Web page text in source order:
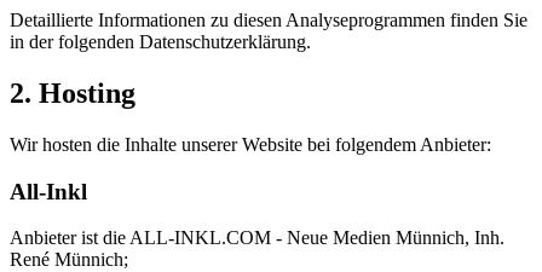
Detaillierte Informationen zu diesen Analyseprogrammen finden Sie
in der folgenden Datenschutzerklärung.
2. Hosting
Wir hosten die Inhalte unserer Website bei folgendem Anbieter:
All-Inkl
Anbieter ist die ALL-INKL.COM - Neue Medien Münnich, Inh.
René Münnich;